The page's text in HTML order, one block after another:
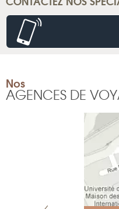
Nos
AGENCES DE